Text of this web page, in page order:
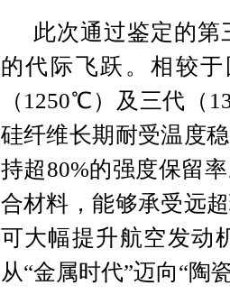
此次通过鉴定的
的代际飞跃。相较
（1250℃）及三代（
硅纤维长期耐受温度
持超80%的强度保留
合材料，能够承受远
可大幅提升航空发动
从“金属时代”迈向“陶